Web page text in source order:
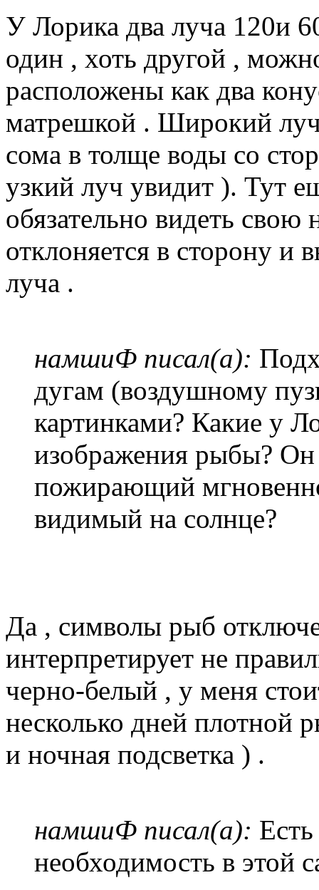
У Лорика два луча 120и
один , хоть другой ,
расположены как два
матрешкой . Широкий
сома в толще воды со
узкий луч увидит ). Тут
обязательно видеть
отклоняется в сторону и
луча .
намшиФ писал(а):
дугам (воздушному
картинками? Какие у
изображения рыбы?
пожирающий
видимый на солнце?
Да , символы рыб
интерпретирует не
черно-белый , у меня
несколько дней плотной
и ночная подсветка ) .
намшиФ писал(а):
необходимость в этой